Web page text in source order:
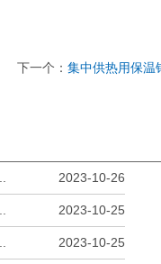
下一个： 集中供热用保温
2023-10-26
2023-10-25
2023-10-25